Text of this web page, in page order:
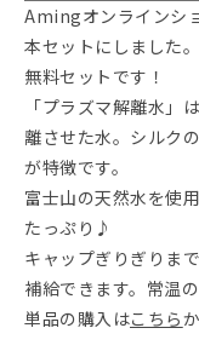
Amingオンラインシ
本セットにしました
無料セットです！
「プラズマ解離水」
離させた水。シルク
が特徴です。
富士山の天然水を使
たっぷり♪
キャップぎりぎりま
補給できます。常温
単品の購入はこちら